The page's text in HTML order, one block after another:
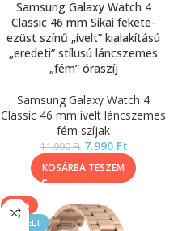
Samsung Galaxy Watch 4
Classic 46 mm Sikai fekete-
ezüst színű „ívelt” kialakítású
„eredeti” stílusú láncszemes
„fém” óraszíj
Samsung Galaxy Watch 4
Classic 46 mm ívelt láncszemes
fém szíjak
11.990Ft 7.990 Ft
KOSÁRBA TESZEM
-33%
KIEMELT